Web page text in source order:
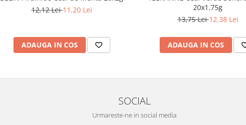
12,12 Lei11,20 Lei
ADAUGA IN COS
20x1.75g
13,75 Lei12,38 Lei
ADAUGA IN COS
SOCIAL
Urmareste-ne in social media